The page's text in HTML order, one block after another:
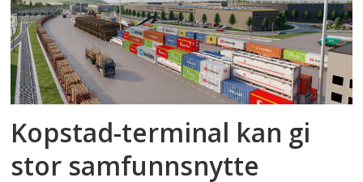
Kopstad-terminal kan gi
stor samfunnsnytte